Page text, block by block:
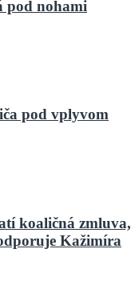
pod nohami
pod vplyvom
koaličná zmluva,
Kažimíra